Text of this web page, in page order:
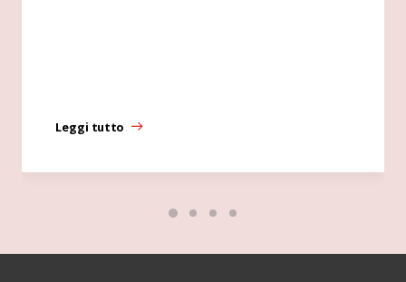
Leggi tutto